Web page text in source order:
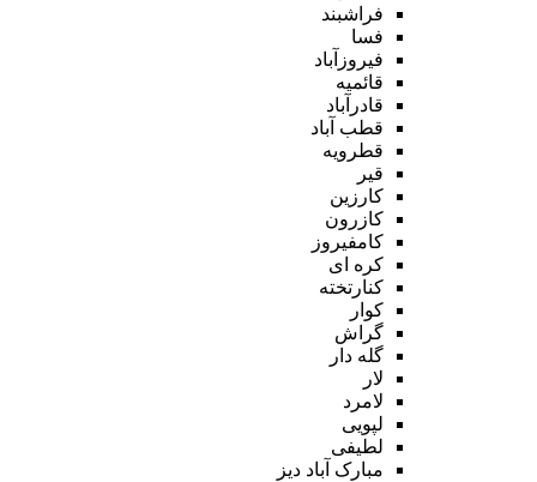
فراشبند
فسا
فیروزآباد
قائمیه
قادرآباد
قطب آباد
قطرویه
قیر
کارزین
کازرون
کامفیروز
کره ای
کنارتخته
کوار
گراش
گله دار
لار
لامرد
لپویی
لطیفی
مبارک آباد دیز